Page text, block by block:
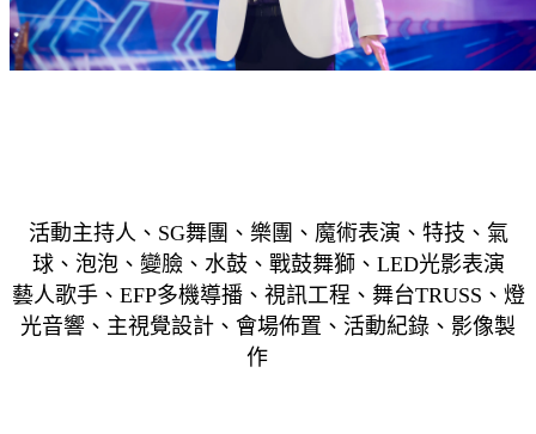
活動主持人、SG舞團、樂團、魔術表演、特技、氣
球、泡泡、變臉、水鼓、戰鼓舞獅、LED光影表演
藝人歌手、EFP多機導播、視訊工程、舞台TRUSS、燈
光音響、主視覺設計、會場佈置、活動紀錄、影像製
作